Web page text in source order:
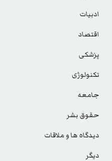
ادبیات
اقتصاد
پزشکی
تکنولوژی
جامعه
حقوق بشر
دیدگاه ها و ملاقات
دیگر